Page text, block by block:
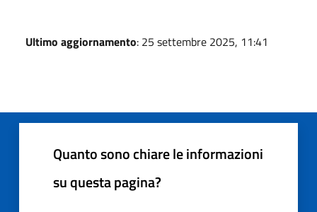
Ultimo aggiornamento: 25 settembre 2025, 11:41
Quanto sono chiare le informazioni
su questa pagina?